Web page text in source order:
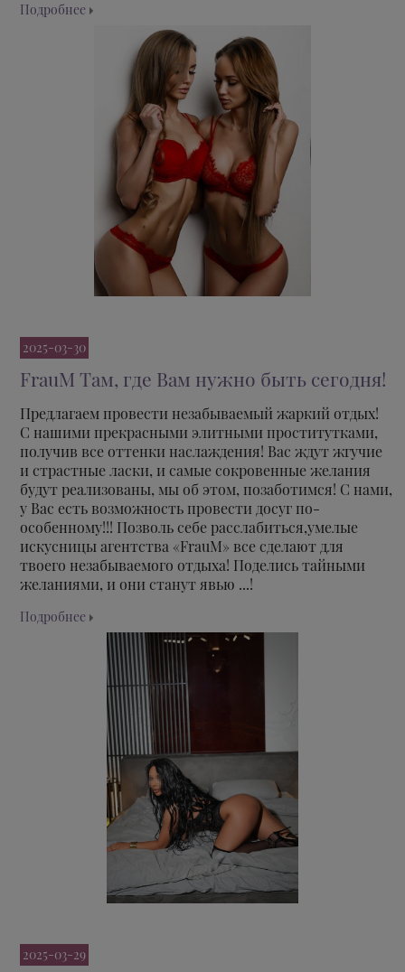
Подробнее
2025-03-30
FrauM Там, где Вам нужно быть сегодня!
Предлагаем провести незабываемый жаркий отдых!
С нашими прекрасными элитными проститутками,
получив все оттенки наслаждения! Вас ждут жгучие
и страстные ласки, и самые сокровенные желания
будут реализованы, мы об этом, позаботимся! С нами,
у Вас есть возможность провести досуг по-
особенному!!! Позволь себе расслабиться,умелые
искусницы агентства «FrauM» все сделают для
твоего незабываемого отдыха! Поделись тайными
желаниями, и они станут явью ...!
Подробнее
2025-03-29